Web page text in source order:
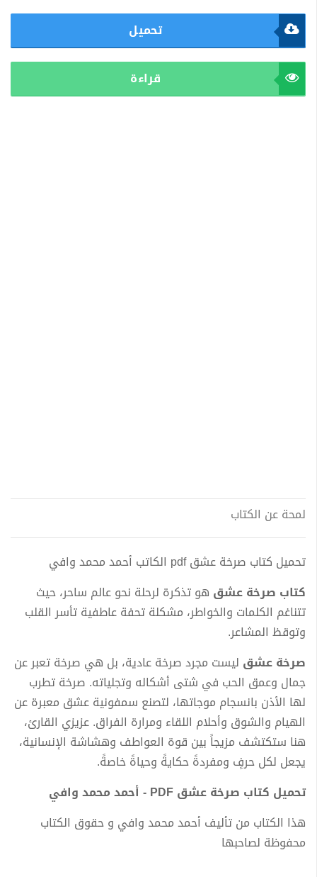
تحميل
قراءة
لمحة عن الكتاب
تحميل كتاب صرخة عشق pdf الكاتب أحمد محمد وافي
كتاب صرخة عشق هو تذكرة لرحلة نحو عالم ساحر، حيث
تتناغم الكلمات والخواطر، مشكلة تحفة عاطفية تأسر القلب
وتوقظ المشاعر.
صرخة عشق ليست مجرد صرخة عادية، بل هي صرخة تعبر عن
جمال وعمق الحب في شتى أشكاله وتجلياته. صرخة تطرب
لها الأذن بانسجام موجاتها، لتصنع سمفونية عشق معبرة عن
الهيام والشوق وأحلام اللقاء ومرارة الفراق. عزيزي القارئ،
هنا ستكتشف مزيجاً بين قوة العواطف وهشاشة الإنسانية،
يجعل لكل حرفٍ ومفردةً حكايةً وحياةً خاصةً.
تحميل كتاب صرخة عشق PDF - أحمد محمد وافي
هذا الكتاب من تأليف أحمد محمد وافي و حقوق الكتاب
محفوظة لصاحبها